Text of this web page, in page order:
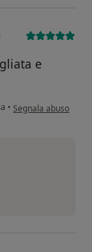
e
• secondo l'opinione
Segnala abuso